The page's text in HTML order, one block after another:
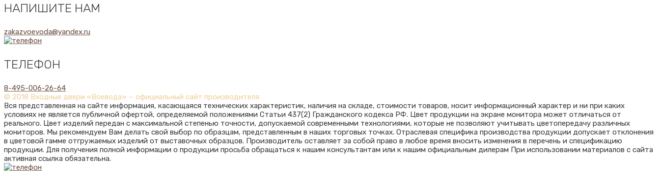
НАПИШИТЕ НАМ
zakazvoevoda@yandex.ru
ТЕЛЕФОН
8-495-006-26-64
© 2018 Входные двери «Воевода» — официальный сайт производителя
Вся представленная на сайте информация, касающаяся технических характеристик, наличия на складе, стоимости товаров, носит информационный характер и ни при каких
условиях не является публичной офертой, определяемой положениями Статьи 437(2) Гражданского кодекса РФ. Цвет продукции на экране монитора может отличаться от
реального. Цвет изделий передан с максимальной степенью точности, допускаемой современными технологиями, которые не позволяют учитывать цветопередачу различных
мониторов. Мы рекомендуем Вам делать свой выбор по образцам, представленным в наших торговых точках. Отраслевая специфика производства продукции допускает отклонения
в цветовой гамме отгружаемых изделий от выставочных образцов. Производитель оставляет за собой право в любое время вносить изменения в перечень и спецификацию
продукции. Для получения полной информации о продукции просьба обращаться к нашим консультантам или к нашим официальным дилерам При использовании материалов с сайта
активная ссылка обязательна.